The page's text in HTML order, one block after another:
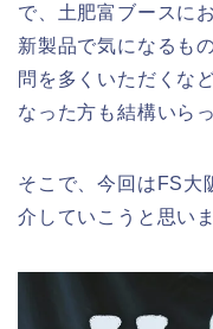
で、土肥富ブースに
新製品で気になるも
問を多くいただくな
なった方も結構いら
そこで、今回はFS大
介していこうと思いま